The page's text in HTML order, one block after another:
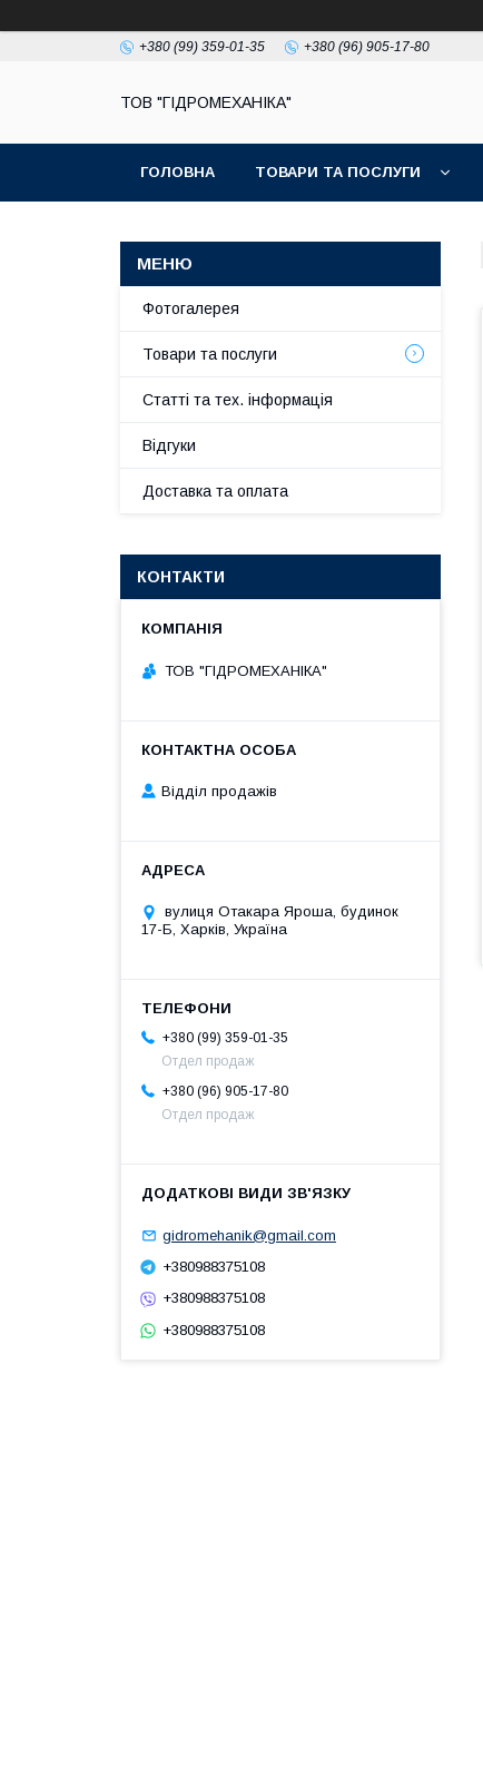
+380 (99) 359-01-35 +380 (96) 905-17-80
ТОВ "ГІДРОМЕХАНІКА"
ГОЛОВНА ТОВАРИ ТА ПОСЛУГИ
Фотогалерея
Товари та послуги
Статті та тех. інформація
Відгуки
Доставка та оплата
КОНТАКТИ
ТОВ "ГІДРОМЕХАНІКА"
Відділ продажів
вулиця Отакара Яроша, будинок
17-Б, Харків, Україна
+380 (99) 359-01-35
Отдел продаж
+380 (96) 905-17-80
Отдел продаж
gidromehanik@gmail.com
+380988375108
+380988375108
+380988375108